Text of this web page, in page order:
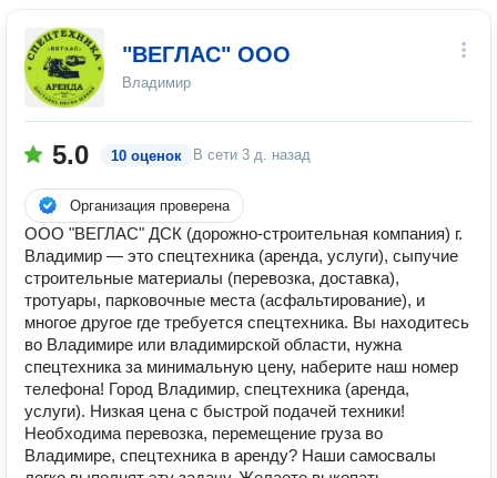
"ВЕГЛАС" ООО
Владимир
5.0 10 оценок В сети 3 д. назад
Организация проверена
ООО "ВЕГЛАС" ДСК (дорожно-строительная компания) г.
Владимир — это спецтехника (аренда, услуги), сыпучие
строительные материалы (перевозка, доставка),
тротуары, парковочные места (асфальтирование), и
многое другое где требуется спецтехника. Вы находитесь
во Владимире или владимирской области, нужна
спецтехника за минимальную цену, наберите наш номер
телефона! Город Владимир, спецтехника (аренда,
услуги). Низкая цена с быстрой подачей техники!
Необходима перевозка, перемещение груза во
Владимире, спецтехника в аренду? Наши самосвалы